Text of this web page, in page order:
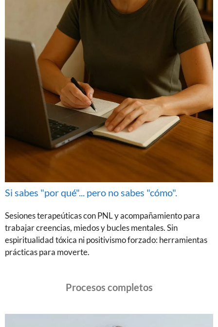
Si sabes "por qué"... pero no sabes "cómo".
Sesiones terapeúticas con PNL y acompañamiento para
trabajar creencias, miedos y bucles mentales. Sin
espiritualidad tóxica ni positivismo forzado: herramientas
prácticas para moverte.
Procesos completos